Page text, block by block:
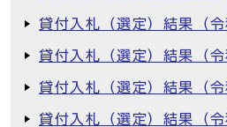
貸付入札（選定）結果（令
貸付入札（選定）結果（令
貸付入札（選定）結果（令
貸付入札（選定）結果（令